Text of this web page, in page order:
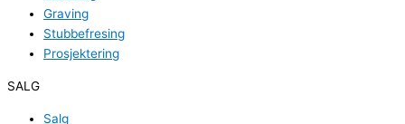
Graving
Stubbefresing
Prosjektering
SALG
Salg